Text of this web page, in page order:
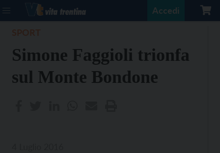
Accedi
Simone Faggioli trionfa
sul Monte Bondone